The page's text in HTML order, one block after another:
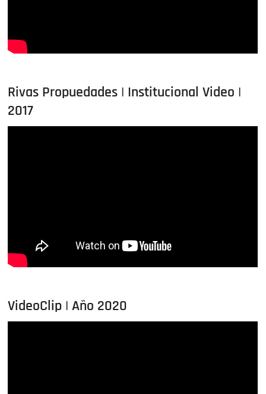
Rivas Propuedades | Institucional Video |
2017
VideoClip | Año 2020